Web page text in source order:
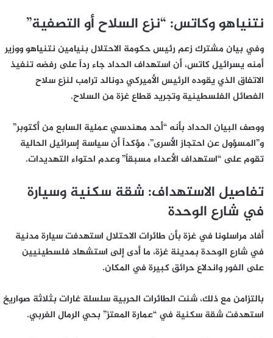
نتنياهو وكاتس: “نزع السلاح أو التصفية”
وفي بيان مشترك زعم رئيس حكومة الاحتلال بنيامين نتنياهو ووزير
أمنه يسرائيل كاتس، أن استهداف الحداد جاء رداً على رفضه تنفيذ
الاتفاق الذي يقوده الرئيس الأميركي دونالد ترامب لنزع سلاح
الفصائل الفلسطينية وتجريد قطاع غزة من السلاح.
ووصف البيان الحداد بأنه “أحد مهندسي عملية السابع من أكتوبر”
و”المسؤول عن احتجاز الأسرى”، مؤكداً أن سياسة إسرائيل الحالية
تقوم على “استهداف الأعداء مسبقاً” وعدم احتواء التهديدات.
تفاصيل الاستهداف: شقة سكنية وسيارة
في شارع الوحدة
أفاد مراسلونا في غزة بأن طائرات الاحتلال استهدفت سيارة مدنية
في شارع الوحدة بمدينة غزة، ما أدى إلى استشهاد فلسطينيين
على الفور واندلاع حرائق كبيرة في المكان.
بالتزامن مع ذلك، شنت الطائرات الحربية سلسلة غارات بثلاثة صواريخ
استهدفت شقة سكنية في “عمارة المعتز” بحي الرمال الغربي.